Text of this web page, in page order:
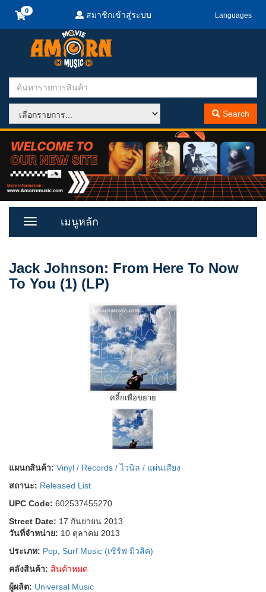
สมาชิกเข้าสู่ระบบ Languages
Search
Toggle
เมนูหลัก
Jack Johnson: From Here To Now
To You (1) (LP)
คลิ้กเพื่อขยาย
แผนกสินค้า: Vinyl / Records / ไวนิล / แผ่นเสียง
สถานะ: Released List
UPC Code: 602537455270
Street Date: 17 กันยายน 2013
วันที่จำหน่าย: 10 ตุลาคม 2013
ประเภท: Pop Surf Music (เซิร์ฟ มิวสิค)
คลังสินค้า: สินค้าหมด
ผู้ผลิต: Universal Music